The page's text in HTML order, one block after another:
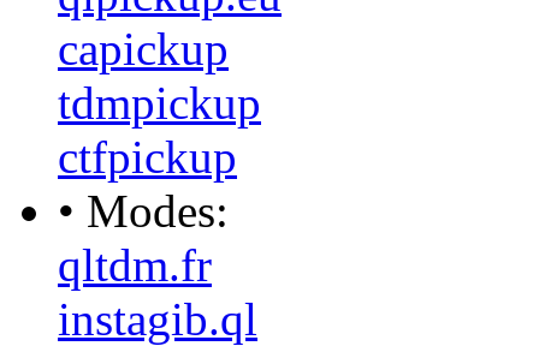
capickup
tdmpickup
ctfpickup
• Modes:
qltdm.fr
instagib.ql